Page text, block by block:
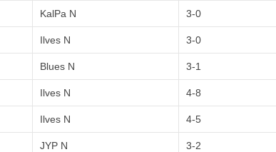
KalPa N 3-0
Ilves N 3-0
Blues N 3-1
Ilves N 4-8
Ilves N 4-5
JYP N 3-2